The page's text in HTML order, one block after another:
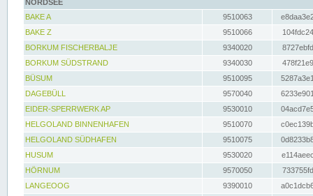
NORDSEE
BAKE A
9510063
BAKE Z
9510066
BORKUM FISCHERBALJE
9340020
BORKUM SÜDSTRAND
9340030
BÜSUM
9510095
DAGEBÜLL
9570040
EIDER-SPERRWERK AP
9530010
HELGOLAND BINNENHAFEN
9510070
HELGOLAND SÜDHAFEN
9510075
HUSUM
9530020
HÖRNUM
9570050
LANGEOOG
9390010